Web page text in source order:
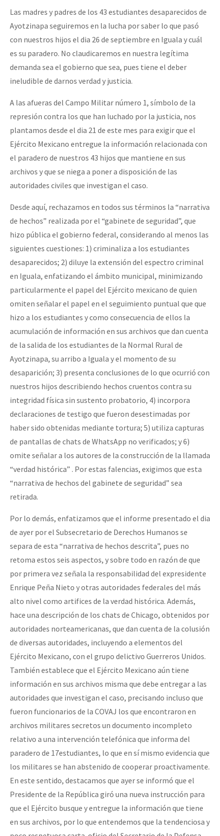
Las madres y padres de los 43 estudiantes desaparecidos de
Ayotzinapa seguiremos en la lucha por saber lo que pasó
con nuestros hijos el dia 26 de septiembre en Iguala y cuál
es su paradero. No claudicaremos en nuestra legítima
demanda sea el gobierno que sea, pues tiene el deber
ineludible de darnos verdad y justicia.
A las afueras del Campo Militar número 1, símbolo de la
represión contra los que han luchado por la justicia, nos
plantamos desde el dia 21 de este mes para exigir que el
Ejército Mexicano entregue la información relacionada con
el paradero de nuestros 43 hijos que mantiene en sus
archivos y que se niega a poner a disposición de las
autoridades civiles que investigan el caso.
Desde aquí, rechazamos en todos sus términos la “narrativa
de hechos” realizada por el “gabinete de seguridad”, que
hizo pública el gobierno federal, considerando al menos las
siguientes cuestiones: 1) criminaliza a los estudiantes
desaparecidos; 2) diluye la extensión del espectro criminal
en Iguala, enfatizando el ámbito municipal, minimizando
particularmente el papel del Ejército mexicano de quien
omiten señalar el papel en el seguimiento puntual que que
hizo a los estudiantes y como consecuencia de ellos la
acumulación de información en sus archivos que dan cuenta
de la salida de los estudiantes de la Normal Rural de
Ayotzinapa, su arribo a Iguala y el momento de su
desaparición; 3) presenta conclusiones de lo que ocurrió con
nuestros hijos describiendo hechos cruentos contra su
integridad física sin sustento probatorio, 4) incorpora
declaraciones de testigo que fueron desestimadas por
haber sido obtenidas mediante tortura; 5) utiliza capturas
de pantallas de chats de WhatsApp no verificados; y 6)
omite señalar a los autores de la construcción de la llamada
“verdad histórica” . Por estas falencias, exigimos que esta
“narrativa de hechos del gabinete de seguridad” sea
retirada.
Por lo demás, enfatizamos que el informe presentado el dia
de ayer por el Subsecretario de Derechos Humanos se
separa de esta “narrativa de hechos descrita”, pues no
retoma estos seis aspectos, y sobre todo en razón de que
por primera vez señala la responsabilidad del expresidente
Enrique Peña Nieto y otras autoridades federales del más
alto nivel como artifices de la verdad histórica. Además,
hace una descripción de los chats de Chicago, obtenidos por
autoridades norteamericanas, que dan cuenta de la colusión
de diversas autoridades, incluyendo a elementos del
Ejército Mexicano, con el grupo delictivo Guerreros Unidos.
También establece que el Ejército Mexicano aún tiene
información en sus archivos misma que debe entregar a las
autoridades que investigan el caso, precisando incluso que
fueron funcionarios de la COVAJ los que encontraron en
archivos militares secretos un documento incompleto
relativo a una intervención telefónica que informa del
paradero de 17estudiantes, lo que en sí mismo evidencia que
los militares se han abstenido de cooperar proactivamente.
En este sentido, destacamos que ayer se informó que el
Presidente de la República giró una nueva instrucción para
que el Ejército busque y entregue la información que tiene
en sus archivos, por lo que entendemos que la tendenciosa y